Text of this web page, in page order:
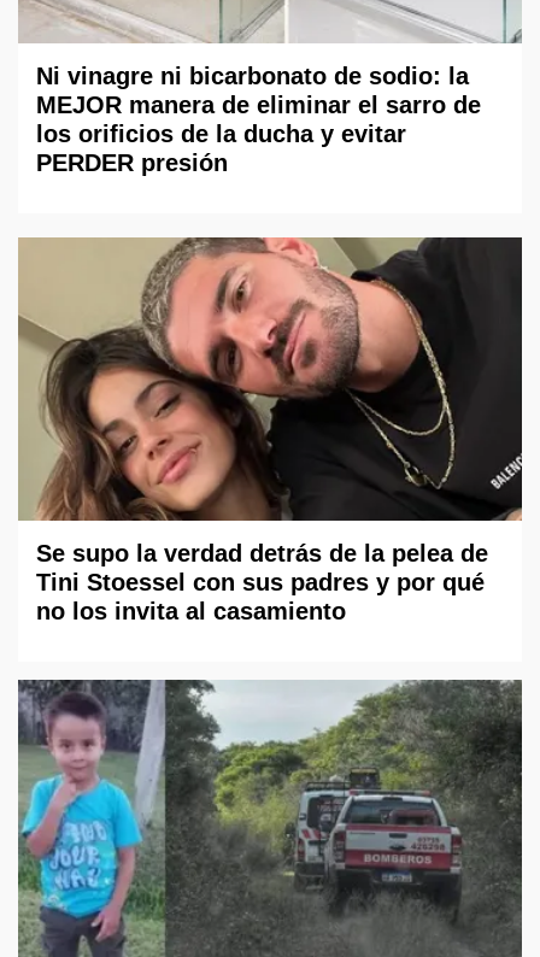
Ni vinagre ni bicarbonato de sodio: la
MEJOR manera de eliminar el sarro de
los orificios de la ducha y evitar
PERDER presión
Se supo la verdad detrás de la pelea de
Tini Stoessel con sus padres y por qué
no los invita al casamiento